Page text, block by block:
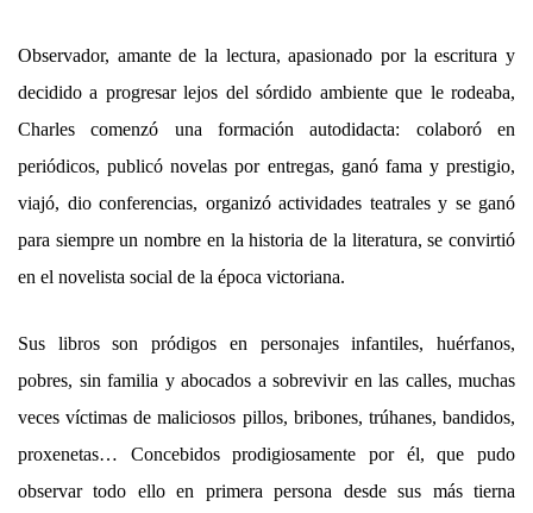
Observador, amante de la lectura, apasionado por la escritura y
decidido a progresar lejos del sórdido ambiente que le rodeaba,
Charles comenzó una formación autodidacta: colaboró en
periódicos, publicó novelas por entregas, ganó fama y prestigio,
viajó, dio conferencias, organizó actividades teatrales y se ganó
para siempre un nombre en la historia de la literatura, se convirtió
en el novelista social de la época victoriana.
Sus libros son pródigos en personajes infantiles, huérfanos,
pobres, sin familia y abocados a sobrevivir en las calles, muchas
veces víctimas de maliciosos pillos, bribones, trúhanes, bandidos,
proxenetas… Concebidos prodigiosamente por él, que pudo
observar todo ello en primera persona desde sus más tierna